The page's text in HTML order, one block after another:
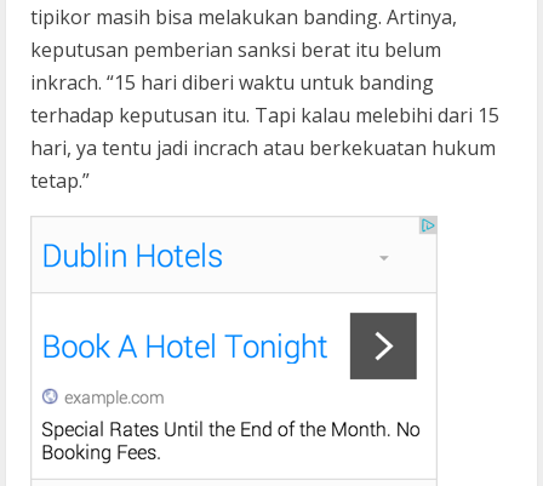
tipikor masih bisa melakukan banding. Artinya,
keputusan pemberian sanksi berat itu belum
inkrach. “15 hari diberi waktu untuk banding
terhadap keputusan itu. Tapi kalau melebihi dari 15
hari, ya tentu jadi incrach atau berkekuatan hukum
tetap.”